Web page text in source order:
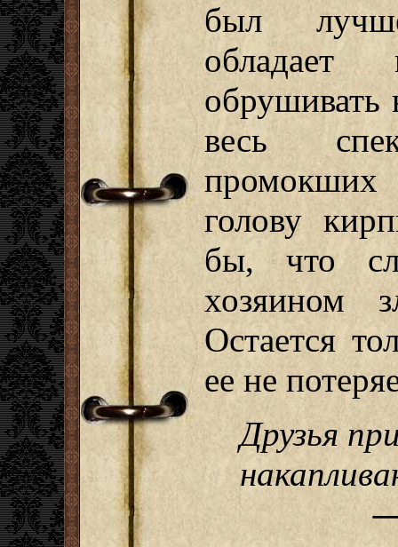
был
обладает
обрушивать
весь
голову
бы, что
хозяином
Остается
ее не
Друзья